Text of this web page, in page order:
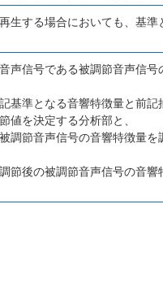
生する場合においても、基
声信号である被調節音声信
基準となる音響特徴量と前
値を決定する分析部と、
節音声信号の音響特徴量を
節後の被調節音声信号の音